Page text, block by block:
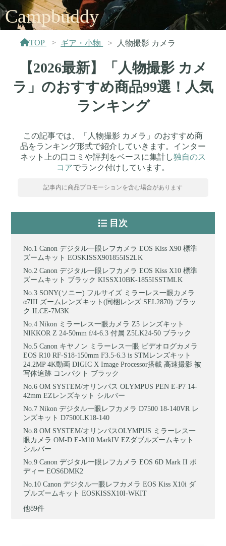
Campbuddy
TOP ギア・小物 人物撮影 カメラ
【2026最新】「人物撮影 カメ
ラ」のおすすめ商品99選！人気
ランキング
この記事では、「人物撮影 カメラ」のおすすめ商
品をランキング形式で紹介していきます。インター
ネット上の口コミや評判をベースに集計し独自のス
コアでランク付けしています。
記事内に商品プロモーションを含む場合があります
目次
Canon デジタル一眼レフカメラ EOS Kiss X90 標準
ズームキット EOSKISSX901855IS2LK
Canon デジタル一眼レフカメラ EOS Kiss X10 標準
ズームキット ブラック KISSX10BK-1855ISSTMLK
SONY(ソニー) フルサイズ ミラーレス一眼カメラ
α7III ズームレンズキット(同梱レンズ:SEL2870) ブラッ
ク ILCE-7M3K
Nikon ミラーレス一眼カメラ Z5 レンズキット
NIKKOR Z 24-50mm f/4-6.3 付属 Z5LK24-50 ブラック
Canon キヤノン ミラーレス一眼 ビデオログカメラ
EOS R10 RF-S18-150mm F3.5-6.3 is STMレンズキット
24.2MP 4K動画 DIGIC X Image Processor搭載 高速撮影 被
写体追跡 コンパクト ブラック
OM SYSTEM/オリンパス OLYMPUS PEN E-P7 14-
42mm EZレンズキット シルバー
Nikon デジタル一眼レフカメラ D7500 18-140VR レ
ンズキット D7500LK18-140
OM SYSTEM/オリンパスOLYMPUS ミラーレス一
眼カメラ OM-D E-M10 MarkIV EZダブルズームキット
シルバー
Canon デジタル一眼レフカメラ EOS 6D Mark II ボ
ディー EOS6DMK2
Canon デジタル一眼レフカメラ EOS Kiss X10i ダ
ブルズームキット EOSKISSX10I-WKIT
他89件